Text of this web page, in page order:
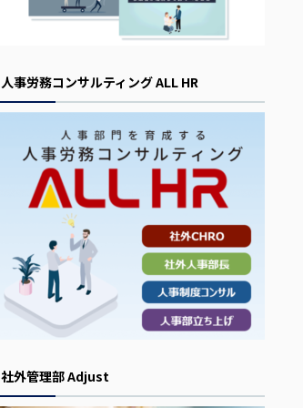
人事労務コンサルティング ALL HR
社外管理部 Adjust